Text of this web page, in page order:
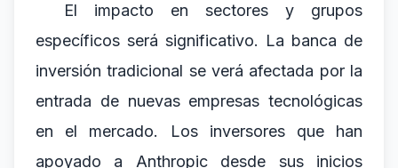
El impacto en sectores y grupos
específicos será significativo. La banca de
inversión tradicional se verá afectada por la
entrada de nuevas empresas tecnológicas
en el mercado. Los inversores que han
apoyado a Anthropic desde sus inicios